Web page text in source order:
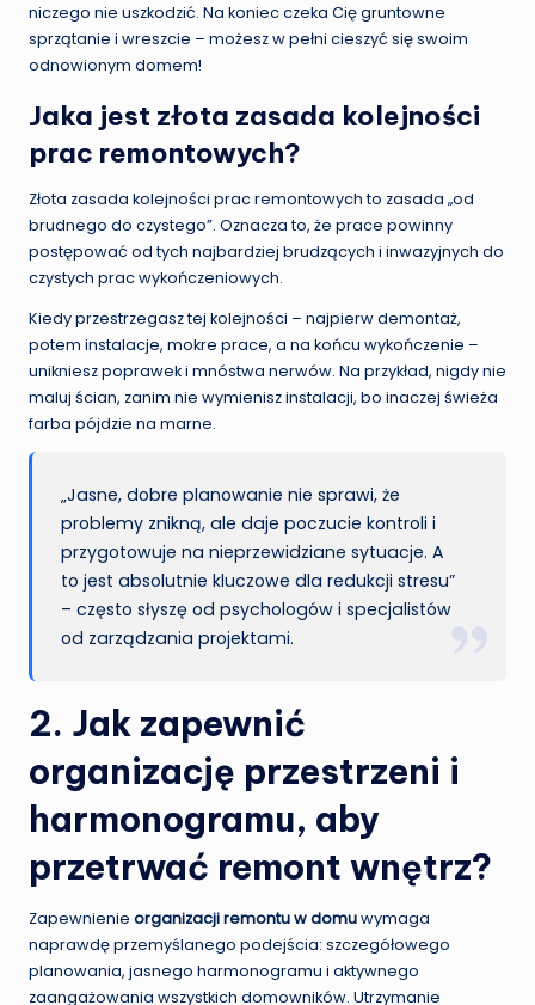
niczego nie uszkodzić. Na koniec czeka Cię gruntowne
sprzątanie i wreszcie – możesz w pełni cieszyć się swoim
odnowionym domem!
Jaka jest złota zasada kolejności
prac remontowych?
Złota zasada kolejności prac remontowych to zasada „od
brudnego do czystego”. Oznacza to, że prace powinny
postępować od tych najbardziej brudzących i inwazyjnych do
czystych prac wykończeniowych.
Kiedy przestrzegasz tej kolejności – najpierw demontaż,
potem instalacje, mokre prace, a na końcu wykończenie –
unikniesz poprawek i mnóstwa nerwów. Na przykład, nigdy nie
maluj ścian, zanim nie wymienisz instalacji, bo inaczej świeża
farba pójdzie na marne.
„Jasne, dobre planowanie nie sprawi, że
problemy znikną, ale daje poczucie kontroli i
przygotowuje na nieprzewidziane sytuacje. A
to jest absolutnie kluczowe dla redukcji stresu”
– często słyszę od psychologów i specjalistów
od zarządzania projektami.
2. Jak zapewnić
organizację przestrzeni i
harmonogramu, aby
przetrwać remont wnętrz?
Zapewnienie organizacji remontu w domuwymaga
naprawdę przemyślanego podejścia: szczegółowego
planowania, jasnego harmonogramu i aktywnego
zaangażowania wszystkich domowników. Utrzymanie